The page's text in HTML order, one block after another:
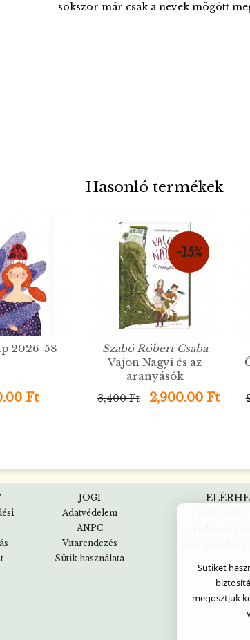
sokszor már csak a nevek mögött
Hasonló termékek
2026-58
Ft
-15%
Szabó Róbert Csaba
Vajon Nagyi és az
aranyásók
3,400 Ft 2,900.00 Ft
JOGI
Adatvédelem
ANPC
Vitarendezés
Sütik használata
Sütiket
megosztjuk